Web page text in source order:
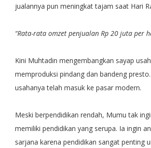
jualannya pun meningkat tajam saat Hari
“Rata-rata omzet penjualan Rp 20 juta per
Kini Muhtadin mengembangkan sayap
memproduksi pindang dan bandeng
usahanya telah masuk ke pasar modern.
Meski berpendidikan rendah, Mumu tak
memiliki pendidikan yang serupa. Ia ingin
sarjana karena pendidikan sangat penting